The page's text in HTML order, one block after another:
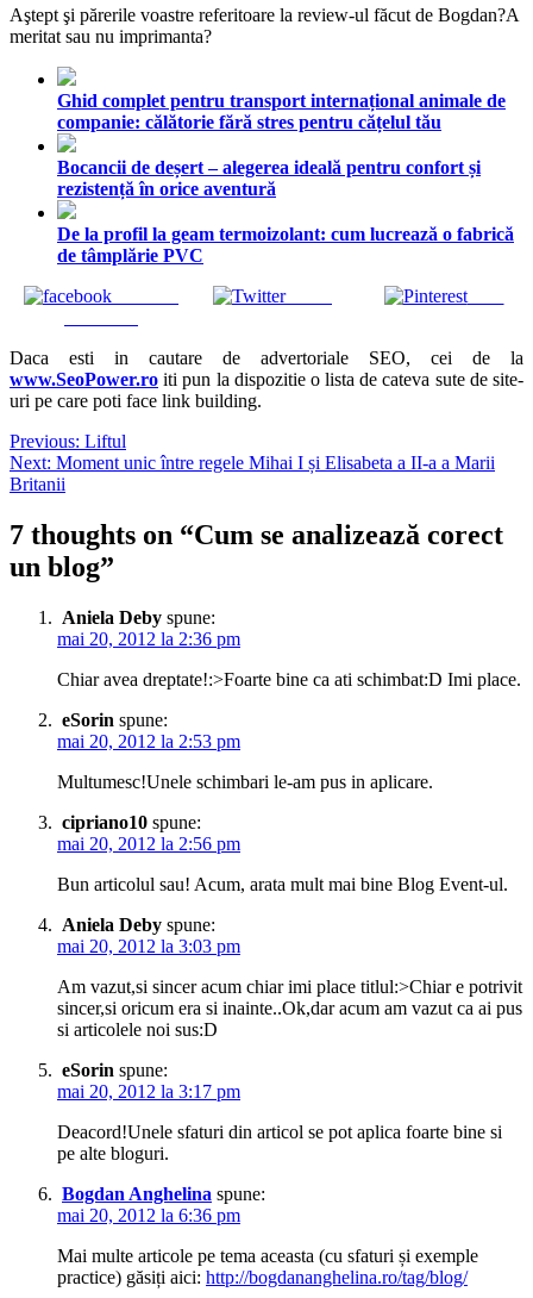
Aştept şi părerile voastre referitoare la review-ul făcut de Bogdan?A
meritat sau nu imprimanta?
Ghid complet pentru transport internațional animale de
companie: călătorie fără stres pentru cățelul tău
Bocancii de deșert – alegerea ideală pentru confort și
rezistență în orice aventură
De la profil la geam termoizolant: cum lucrează o fabrică
de tâmplărie PVC
Tweet Save
Daca esti in cautare de advertoriale SEO, cei de la
www.SeoPower.ro iti pun la dispozitie o lista de cateva sute de site-
uri pe care poti face link building.
Navigare
în
Previous: Liftul
Next: Moment unic între regele Mihai I și Elisabeta a II-a a Marii
Britanii
7 thoughts on “Cum se analizează corect
un blog”
Aniela Deby spune:
mai 20, 2012 la 2:36 pm
Chiar avea dreptate!:>Foarte bine ca ati schimbat:D Imi place.
eSorin spune:
mai 20, 2012 la 2:53 pm
Multumesc!Unele schimbari le-am pus in aplicare.
cipriano10 spune:
mai 20, 2012 la 2:56 pm
Bun articolul sau! Acum, arata mult mai bine Blog Event-ul.
Aniela Deby spune:
mai 20, 2012 la 3:03 pm
Am vazut,si sincer acum chiar imi place titlul:>Chiar e potrivit
sincer,si oricum era si inainte..Ok,dar acum am vazut ca ai pus
si articolele noi sus:D
eSorin spune:
mai 20, 2012 la 3:17 pm
Deacord!Unele sfaturi din articol se pot aplica foarte bine si
pe alte bloguri.
Bogdan Anghelina spune:
mai 20, 2012 la 6:36 pm
Mai multe articole pe tema aceasta (cu sfaturi și exemple
practice) găsiți aici: http://bogdananghelina.ro/tag/blog/